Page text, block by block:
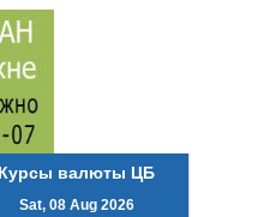
Курсы валюты ЦБ
Sat, 08 Aug 2026